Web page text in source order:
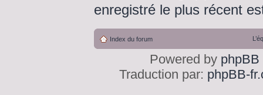
enregistré le plus récent
Index du forum
Powered by phpBB
Traduction par: phpBB-